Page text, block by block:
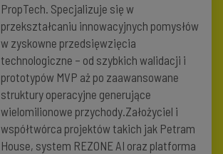
PropTech. Specjalizuje się w
przekształcaniu innowacyjnych pomysłów
w zyskowne przedsięwzięcia
technologiczne – od szybkich walidacji i
prototypów MVP aż po zaawansowane
struktury operacyjne generujące
wielomilionowe przychody.Założyciel i
współtwórca projektów takich jak Petram
House, system REZONE AI oraz platforma